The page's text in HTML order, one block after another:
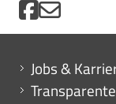
Mini menu di
Jobs &